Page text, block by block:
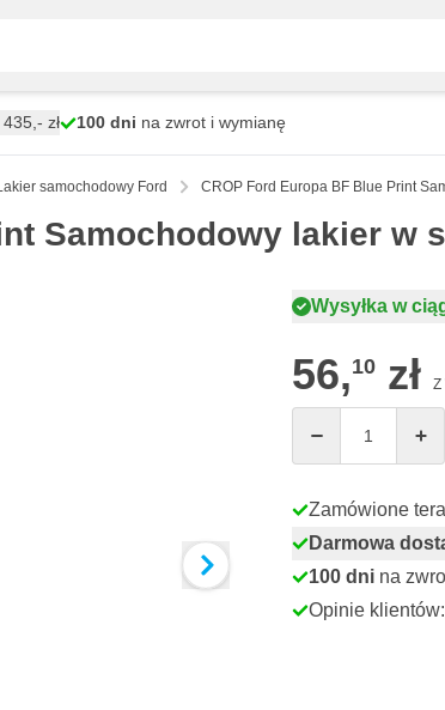
zł 100 dni na zwrot i wymianę
samochodowy Ford CROP Ford Europa BF Blue Print
Samochodowy lakier w
Wysyłka w
56,10 zł Z
Zamówione
Darmowa
100 dni na
Opinie klientów: